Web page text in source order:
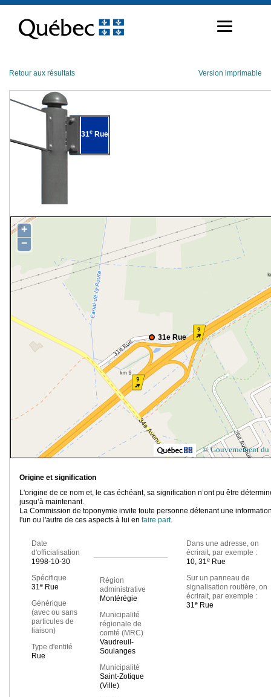
contenu
Retour aux résultats Version imprimable
31e Rue
31e Rue
+
−
© Gouvernement du
Origine et signification
L'origine de ce nom et, le cas échéant, sa signification n’ont pu être
jusqu’à maintenant.
La Commission de toponymie invite toute personne détenant une
l'un ou l'autre de ces aspects à lui en faire part.
Date
d'officialisation
1998-10-30
Spécifique
31e Rue
Générique
(avec ou sans
particules de
liaison)
Type d'entité
Rue
Région
administrative
Montérégie
Municipalité
régionale de
comté (MRC)
Vaudreuil-
Soulanges
Municipalité
Saint-Zotique
(Ville)
Dans une adresse, on
écrirait, par exemple :
10, 31eRue
Sur un panneau de
signalisation routière, on
écrirait, par exemple :
31eRue